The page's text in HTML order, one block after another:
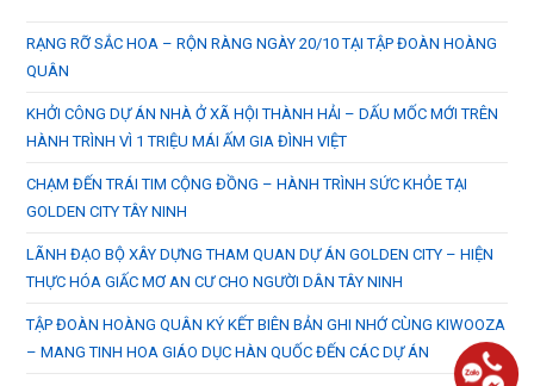
RẠNG RỠ SẮC HOA – RỘN RÀNG NGÀY 20/10 TẠI TẬP ĐOÀN HOÀNG
QUÂN
KHỞI CÔNG DỰ ÁN NHÀ Ở XÃ HỘI THÀNH HẢI – DẤU MỐC MỚI TRÊN
HÀNH TRÌNH VÌ 1 TRIỆU MÁI ẤM GIA ĐÌNH VIỆT
CHẠM ĐẾN TRÁI TIM CỘNG ĐỒNG – HÀNH TRÌNH SỨC KHỎE TẠI
GOLDEN CITY TÂY NINH
LÃNH ĐẠO BỘ XÂY DỰNG THAM QUAN DỰ ÁN GOLDEN CITY – HIỆN
THỰC HÓA GIẤC MƠ AN CƯ CHO NGƯỜI DÂN TÂY NINH
TẬP ĐOÀN HOÀNG QUÂN KÝ KẾT BIÊN BẢN GHI NHỚ CÙNG KIWOOZA
– MANG TINH HOA GIÁO DỤC HÀN QUỐC ĐẾN CÁC DỰ ÁN